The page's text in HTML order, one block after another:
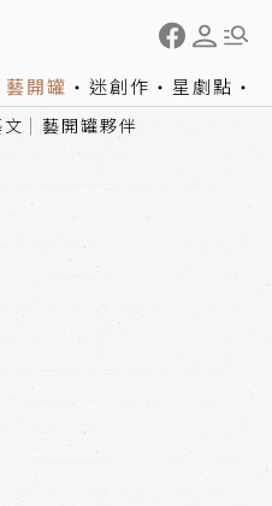
藝開罐 迷創作 星劇點
藝開罐夥伴